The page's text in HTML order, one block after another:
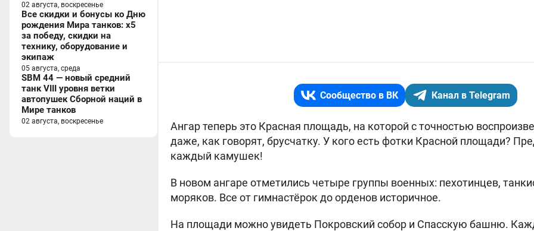
02 августа, воскресенье
Все скидки и бонусы ко Дню
рождения Мира танков: x5
за победу, скидки на
технику, оборудование и
экипаж
05 августа, среда
SBM 44 — новый средний
танк VIII уровня ветки
автопушек Сборной наций в
Мире танков
02 августа, воскресенье
Сообщество в ВК Канал в Telegram
Ангар теперь это Красная площадь, на которой с точностью
даже, как говорят, брусчатку. У кого есть фотки Красной площади?
каждый камушек!
В новом ангаре отметились четыре группы военных: пехотинцев,
моряков. Все от гимнастёрок до орденов историчное.
На площади можно увидеть Покровский собор и Спасскую башню.